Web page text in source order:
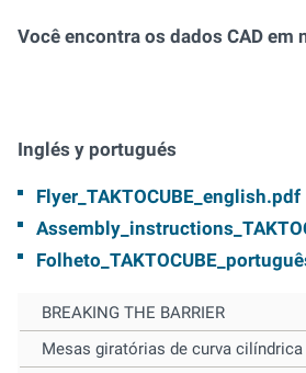
Você encontra os dados CAD em
Inglés y portugués
Flyer_TAKTOCUBE_english.pdf
BREAKING THE BARRIER
Mesas giratórias de curva